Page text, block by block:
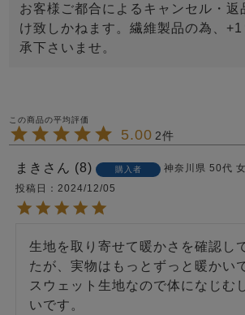
お客様ご都合によるキャンセル・返
け致しかねます。繊維製品の為、
承下さいませ。
5.00 2
まき 8 購入者 神奈川県 50代
投稿日
2024/12/05
生地を取り寄せて暖かさを確認し
たが、実物はもっとずっと暖かい
スウェット生地なので体になじむ
いです。